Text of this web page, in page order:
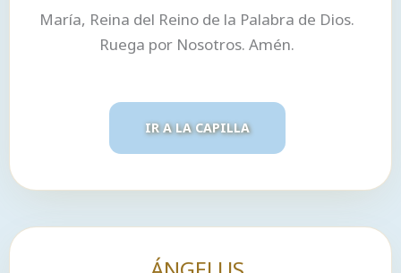
María, Reina del Reino de la Palabra de Dios.
Ruega por Nosotros. Amén.
IR A LA CAPILLA